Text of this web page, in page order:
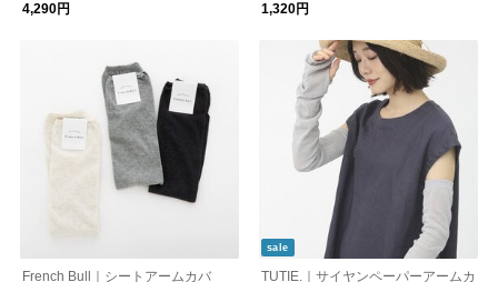
4,290円 1,320円
French Bull｜シートアームカバ
sale
TUTIE.｜サイヤンペーパーアームカ